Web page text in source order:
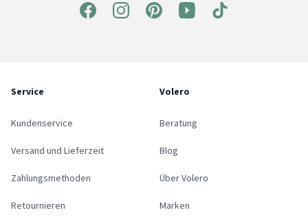
Service
Kundenservice
Versand und Lieferzeit
Zahlungsmethoden
Retournieren
Volero
Beratung
Blog
Über Volero
Marken